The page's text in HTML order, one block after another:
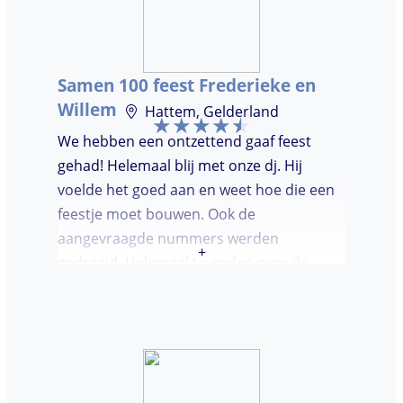
Samen 100 feest Frederieke en
Willem
Hattem, Gelderland
We hebben een ontzettend gaaf feest
gehad! Helemaal blij met onze dj. Hij
voelde het goed aan en weet hoe die een
feestje moet bouwen. Ook de
aangevraagde nummers werden
gedraaid. Helemaal tevreden over de
+